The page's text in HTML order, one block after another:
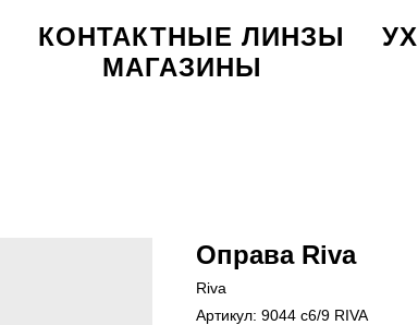
КОНТАКТНЫЕ ЛИНЗЫ
МАГАЗИНЫ
Оправа Riva
Riva
Артикул: 9044 c6/9 RIVA